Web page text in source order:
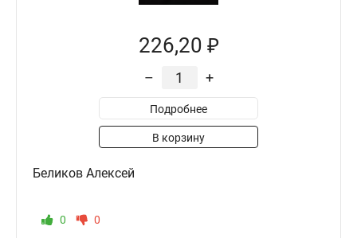
226,20 ₽
– +
Подробнее
В корзину
Беликов Алексей
0 0